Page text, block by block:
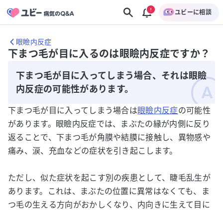
ユビーに相談
眼瞼内反症
下まつ毛が目に入るのは眼瞼内反症ですか？
下まつ毛が目に入ってしまう場合、それは眼瞼
内反症の可能性があります。
下まつ毛が目に入ってしまう場合は眼瞼内反症の可能性
があります。眼瞼内反症では、まぶたの縁が内側に反り
返ることで、下まつ毛が角膜や結膜に接触し、異物感や
痛み、涙、充血などの症状を引き起こします。
ただし、似た症状を起こす別の疾患として、睫毛乱生が
あります。これは、まぶたの位置に異常はなくても、ま
つ毛の生える方向がおかしくなり、内向きに生えて目に